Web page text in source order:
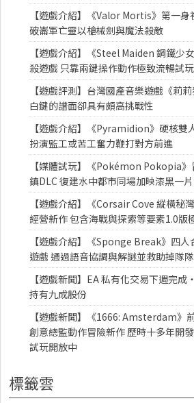
【遊戲介紹】《Valor Mortis》第一身
破崙軍亡靈以槍械劍與魔法殺敵
【遊戲介紹】《Steel Maiden 鋼鐵少
殺遊戲 只靠兩鍵操作動作極致流暢試
【遊戲評測】台灣國產音樂遊戲《莉
白鍵的譜面卻具有頗高挑戰性
【遊戲介紹】《Pyramidion》硬核雙
扮演監工或苦工奮力鞭打對方前進
【媒體試玩】《Pokémon Pokopia
鎮DLC 復建水中都市同場加映漆黑一
【遊戲介紹】《Corsair Cove 縱橫秘
經營新作 包含海戰與探索等要素1.0版
【遊戲介紹】《Sponge Break》四
遊戲 通過語音協調與解謎並救助掉隊
【遊戲新聞】EA 私有化交易下週完成
持有九成股份
【遊戲新聞】《1666: Amsterdam》
創意總監動作冒險新作 歷時十多年開
試玩開放中
標籤雲